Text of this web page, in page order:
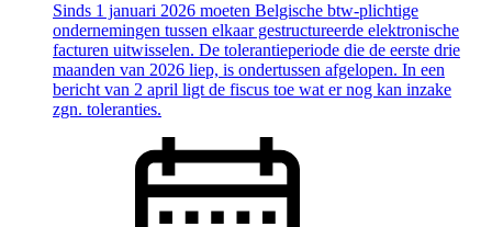
Sinds 1 januari 2026 moeten Belgische btw-plichtige
ondernemingen tussen elkaar gestructureerde elektronische
facturen uitwisselen. De tolerantieperiode die de eerste drie
maanden van 2026 liep, is ondertussen afgelopen. In een
bericht van 2 april ligt de fiscus toe wat er nog kan inzake
zgn. toleranties.